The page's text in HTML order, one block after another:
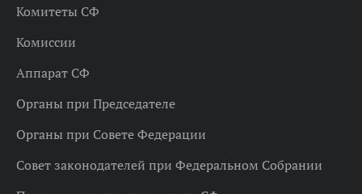
Комитеты СФ
Комиссии
Аппарат СФ
Органы при Председателе
Органы при Совете Федерации
Совет законодателей при Федеральном Собрании